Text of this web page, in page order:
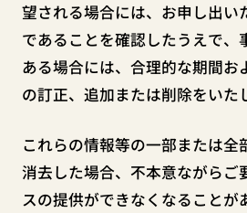
望される場合には、お申し出い
であることを確認したうえで、
ある場合には、合理的な期間お
の訂正、追加または削除をいた
これらの情報等の一部または全
消去した場合、不本意ながらご
スの提供ができなくなることが